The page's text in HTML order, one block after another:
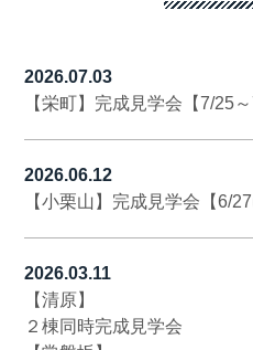
2026.07.03
【栄町】完成見学会【7/25～
2026.06.12
【小栗山】完成見学会【6/
2026.03.11
【清原】
２棟同時完成見学会